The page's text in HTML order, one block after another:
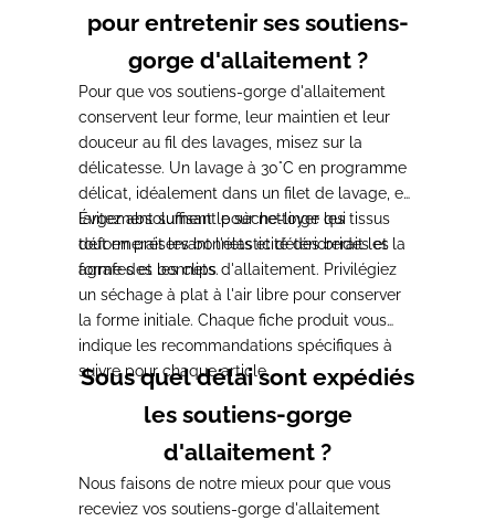
pour entretenir ses soutiens-
gorge d'allaitement ?
Pour que vos soutiens-gorge d'allaitement
conservent leur forme, leur maintien et leur
douceur au fil des lavages, misez sur la
délicatesse. Un lavage à 30°C en programme
délicat, idéalement dans un filet de lavage, est
largement suffisant pour nettoyer les tissus
tout en préservant l'élasticité des brides et la
forme des bonnets.
Évitez absolument le sèche-linge qui
déformerait les bonnets et détériorerait les
agrafes et les clips d'allaitement. Privilégiez
un séchage à plat à l'air libre pour conserver
la forme initiale. Chaque fiche produit vous
indique les recommandations spécifiques à
suivre pour chaque article.
Sous quel délai sont expédiés
les soutiens-gorge
d'allaitement ?
Nous faisons de notre mieux pour que vous
receviez vos soutiens-gorge d'allaitement